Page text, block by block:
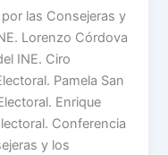
las Consejeras y
Lorenzo Córdova
INE. Ciro
Pamela San
Enrique
Conferencia
y los